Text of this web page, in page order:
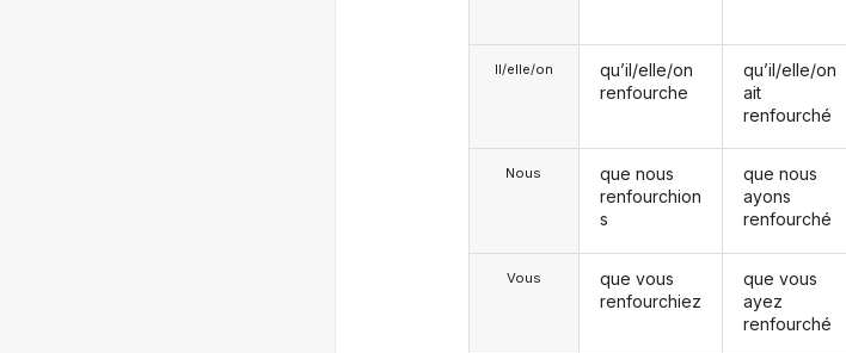
Il/elle/on
Nous
Vous
qu’il/elle/on
renfourche
que nous
renfourchion
s
que vous
renfourchiez
qu’il/elle/on
ait
renfourché
que nous
ayons
renfourché
que vous
ayez
renfourché